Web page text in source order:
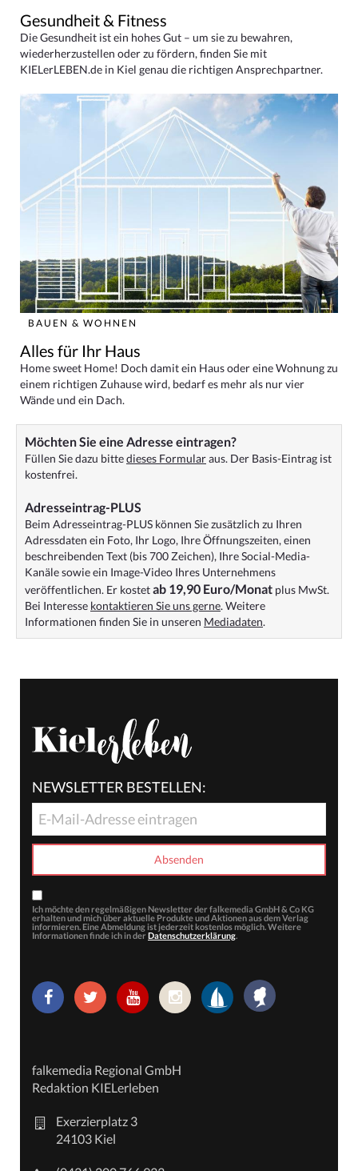
Gesundheit & Fitness
Die Gesundheit ist ein hohes Gut – um sie zu bewahren,
wiederherzustellen oder zu fördern, finden Sie mit
KIELerLEBEN.de in Kiel genau die richtigen Ansprechpartner.
BAUEN & WOHNEN
Alles für Ihr Haus
Home sweet Home! Doch damit ein Haus oder eine Wohnung zu
einem richtigen Zuhause wird, bedarf es mehr als nur vier
Wände und ein Dach.
Möchten Sie eine Adresse eintragen?
Füllen Sie dazu bittedieses Formularaus. Der Basis-Eintrag ist
kostenfrei.
Adresseintrag-PLUS
Beim Adresseintrag-PLUS können Sie zusätzlich zu Ihren
Adressdaten ein Foto, Ihr Logo, Ihre Öffnungszeiten, einen
beschreibenden Text (bis 700 Zeichen), Ihre Social-Media-
Kanäle sowie ein Image-Video Ihres Unternehmens
veröffentlichen. Er kostetab 19,90 Euro/Monat plus MwSt.
Bei Interesse kontaktieren Sie uns gerne. Weitere
Informationen finden Sie in unseren Mediadaten.
NEWSLETTER BESTELLEN:
Ich möchte den regelmäßigen Newsletter der falkemedia GmbH & Co KG
erhalten und mich über aktuelle Produkte und Aktionen aus dem Verlag
informieren. Eine Abmeldung ist jederzeit kostenlos möglich. Weitere
Informationen finde ich in der Datenschutzerklärung.
falkemedia Regional GmbH
Redaktion KIELerleben
Exerzierplatz 3
24103 Kiel